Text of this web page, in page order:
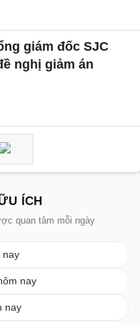
giám đốc SJC
nghị giảm án
ÍCH
quan tâm mỗi ngày
nay
nay
nay